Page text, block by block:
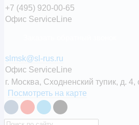
+7 (495) 920-00-65
Офис ServiceLine
slmsk@sl-rus.ru
Офис ServiceLine
г. Москва, Сходненский тупик, д.
Посмотреть на карте